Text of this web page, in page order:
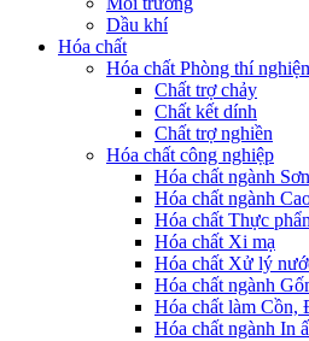
Dầu khí
Hóa chất
Hóa chất Phòng thí
Chất trợ chảy
Chất kết dính
Chất trợ nghiền
Hóa chất công nghiệp
Hóa chất ngành
Hóa chất ngành
Hóa chất Thực
Hóa chất Xi mạ
Hóa chất Xử lý
Hóa chất ngành
Hóa chất làm Cồn,
Hóa chất ngành In